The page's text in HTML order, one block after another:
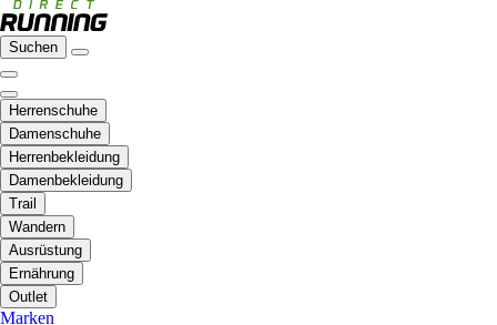
Suchen
Herrenschuhe
Damenschuhe
Herrenbekleidung
Damenbekleidung
Trail
Wandern
Ausrüstung
Ernährung
Outlet
Marken